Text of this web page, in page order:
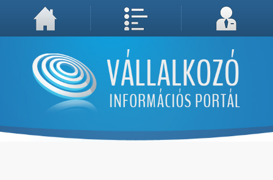
A weboldal használatával Ön elfogadja, hogy Cookie-kat (sütiket) tároljunk számítógépén. A sütik a weboldal megfelelő működéséhez
Megértettem, folytatás...